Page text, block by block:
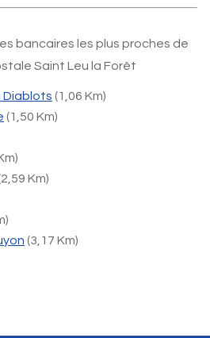
bancaires les plus proches de
Saint Leu la Forêt
Diablots (1,06 Km)
(1,50 Km)
Km)
(3,17 Km)